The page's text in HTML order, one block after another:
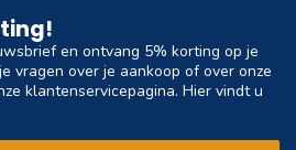
en ontvang 5% korting op je
vragen over je aankoop of over onze
klantenservicepagina. Hier vindt u